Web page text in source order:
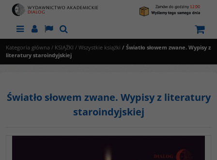
MenuPanelLangSzukaj
Kategoria główna / KSIĄŻKI / Wszystkie książki / Światło słowem zwane. Wypisy z
literatury staroindyjskiej
Światło słowem zwane. Wypisy z literatury
staroindyjskiej